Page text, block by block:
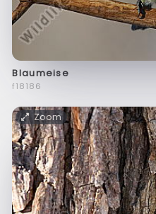
Blaumeise
f18186
Zoom